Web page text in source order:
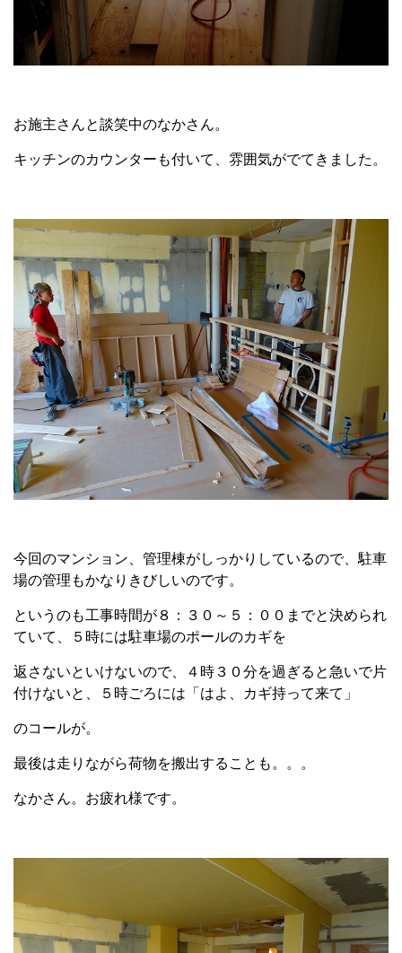
お施主さんと談笑中のなかさん。
キッチンのカウンターも付いて、雰囲気がでてきました。
今回のマンション、管理棟がしっかりしているので、駐車
場の管理もかなりきびしいのです。
というのも工事時間が８：３０～５：００までと決められ
ていて、５時には駐車場のポールのカギを
返さないといけないので、４時３０分を過ぎると急いで片
付けないと、５時ごろには「はよ、カギ持って来て」
のコールが。
最後は走りながら荷物を搬出することも。。。
なかさん。お疲れ様です。